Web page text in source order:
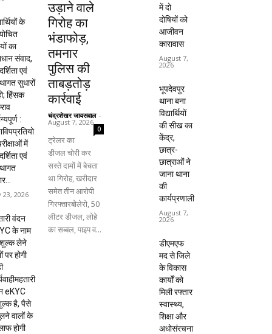
के
का
संवाद,
एवं
सुधारों
हिंसक
:
में
एवं
23, 2026
वंदन
के नाम
लेने
पर होगी
eKYC
है, पैसे
वालों के
होगी
उड़ाने वाले
गिरोह का
भंडाफोड़,
तमनार
पुलिस की
ताबड़तोड़
कार्रवाई
चंद्रशेखर जायसवाल -
August 7, 2026
0
ट्रेलर का
डीजल चोरी कर
सस्ते दामों में बेचता
था गिरोह, खरीदार
समेत तीन आरोपी
गिरफ्तारबोलेरो, 50
लीटर डीजल, लोहे
का सब्बल, पाइप व...
में दो
दोषियों को
आजीवन
कारावास
August 7,
2026
भूपदेवपुर
थाना बना
विद्यार्थियों
की सीख का
केंद्र,
छात्र-
छात्राओं ने
जाना थाना
की
कार्यप्रणाली
August 7,
2026
डीएमएफ
मद से जिले
के विकास
कार्यों को
मिली रफ्तार
स्वास्थ्य,
शिक्षा और
अधोसंरचना